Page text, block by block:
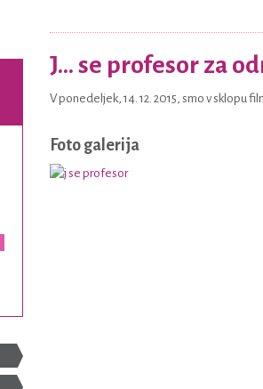
J... se profesor za
V ponedeljek, 14. 12. 2015, smo v sklopu
Foto galerija